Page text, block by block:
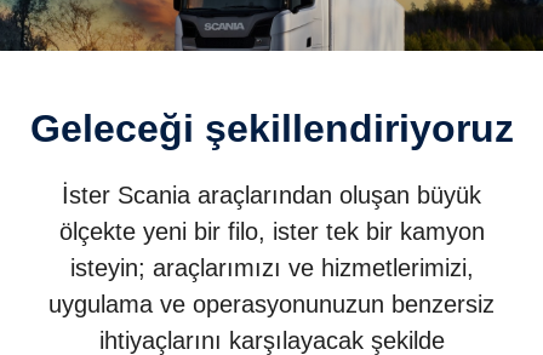
Geleceği şekillendiriyoruz
İster Scania araçlarından oluşan büyük
ölçekte yeni bir filo, ister tek bir kamyon
isteyin; araçlarımızı ve hizmetlerimizi,
uygulama ve operasyonunuzun benzersiz
ihtiyaçlarını karşılayacak şekilde